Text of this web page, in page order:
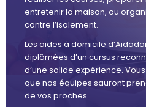
entretenir la maison, ou
contre l’isolement.
Les aides à domicile
diplômées d’un cursus
d’une solide expérience.
que nos équipes sauront
de vos proches.